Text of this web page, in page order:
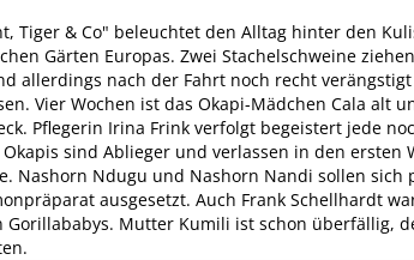
Tiger & Co" beleuchtet den Alltag hinter den
Gärten Europas. Zwei Stachelschweine
allerdings nach der Fahrt noch recht
Vier Wochen ist das Okapi-Mädchen Cala alt
Pflegerin Irina Frink verfolgt begeistert jede
sind Ablieger und verlassen in den ersten
Nashorn Ndugu und Nashorn Nandi sollen sich
ausgesetzt. Auch Frank Schellhardt
Gorillababys. Mutter Kumili ist schon überfällig,